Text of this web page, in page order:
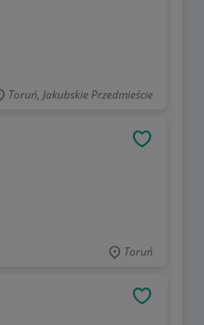
Toruń, Jakubskie Przedmieście
Toruń